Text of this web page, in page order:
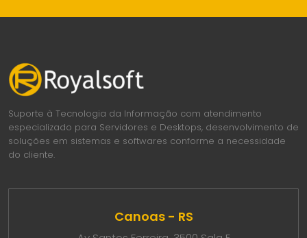
Suporte à Tecnologia da Informação com atendimento
especializado para Servidores e Desktops, desenvolvimento de
soluções em sistemas e softwares conforme a necessidade
do cliente.
Canoas - RS